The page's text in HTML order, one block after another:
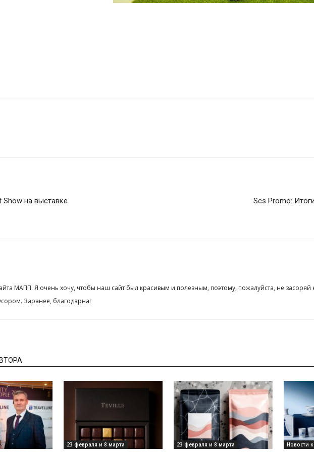
на выставке Scs Promo:
МАПП. Я очень хочу, чтобы наш сайт был красивым и полезным, поэтому, пожалуйста, не
Заранее, благодарна!
23 февраля и 8 марта 23 февраля и 8 марта Новости